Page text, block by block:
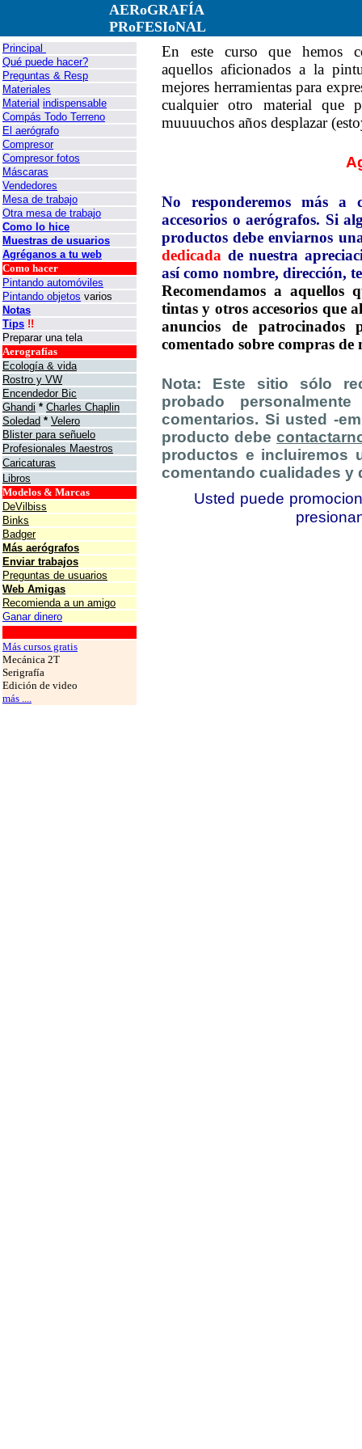
AERoGRAFÍA
PRoFESIoNAL
Principal
Qué puede hacer?
Preguntas & Resp
Materiales
Material indispensable
Compás Todo Terreno
El aerógrafo
Compresor
Compresor fotos
Máscaras
Vendedores
Mesa de trabajo
Otra mesa de trabajo
Como lo hice
Muestras de usuarios
Agréganos a tu web
Como hacer
Pintando automóviles
Pintando objetos varios
Notas
Tips !!
Preparar una tela
Aerografías
Ecología & vida
Rostro y VW
Encendedor Bic
Ghandi * Charles Chaplin
Soledad * Velero
Blister para señuelo
Profesionales Maestros
Caricaturas
Libros
Modelos & Marcas
DeVilbiss
Binks
Badger
Más aerógrafos
Enviar trabajos
Preguntas de usuarios
Web Amigas
Recomienda a un amigo
Ganar dinero
Más cursos gratis
Mecánica 2T
Serigrafía
Edición de video
más ....
En este curso que hemos
aquellos aficionados a la
mejores herramientas para
cualquier otro material que
muuuuchos años desplazar
No responderemos más a
accesorios o aerógrafos. Si
productos debe enviarnos
dedicada de nuestra
así como nombre, dirección,
Recomendamos a aquellos
tintas y otros accesorios que
anuncios de patrocinados
comentado sobre compras
Nota: Este sitio sólo
probado
comentarios. Si usted -
producto debe
productos e incluiremos
comentando cualidades y
Usted puede